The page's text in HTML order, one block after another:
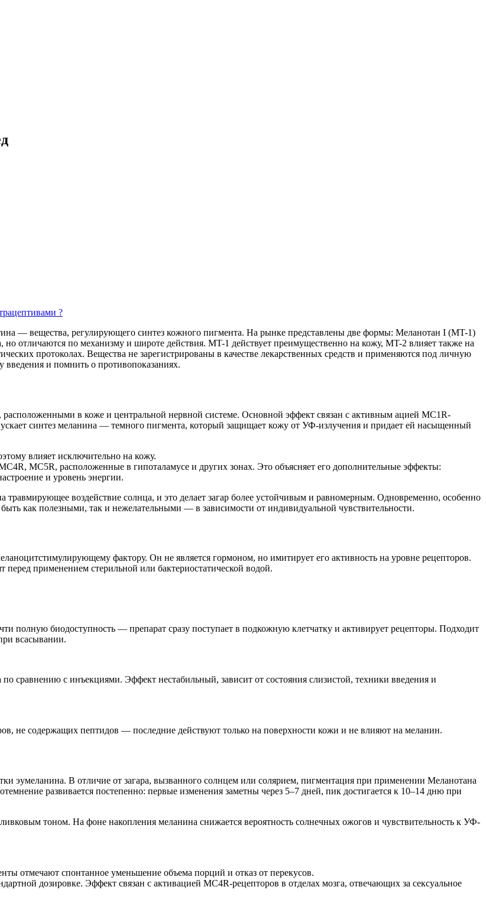
?
— вещества, регулирующего синтез кожного пигмента. На рынке представлены две формы: Меланотан I (MT-1)
отличаются по механизму и широте действия. MT-1 действует преимущественно на кожу, MT-2 влияет также на
протоколах. Вещества не зарегистрированы в качестве лекарственных средств и применяются под личную
введения и помнить о противопоказаниях.
в коже и центральной нервной системе. Основной эффект связан с активным ацией MC1R-
синтез меланина — темного пигмента, который защищает кожу от УФ-излучения и придает ей насыщенный
влияет исключительно на кожу.
MC5R, расположенные в гипоталамусе и других зонах. Это объясняет его дополнительные эффекты:
и уровень энергии.
травмирующее воздействие солнца, и это делает загар более устойчивым и равномерным. Одновременно, особенно
как полезными, так и нежелательными — в зависимости от индивидуальной чувствительности.
фактору. Он не является гормоном, но имитирует его активность на уровне рецепторов.
применением стерильной или бактериостатической водой.
полную биодоступность — препарат сразу поступает в подкожную клетчатку и активирует рецепторы. Подходит
всасывании.
сравнению с инъекциями. Эффект нестабильный, зависит от состояния слизистой, техники введения и
, не содержащих пептидов — последние действуют только на поверхности кожи и не влияют на меланин.
эумеланина. В отличие от загара, вызванного солнцем или солярием, пигментация при применении Меланотана
развивается постепенно: первые изменения заметны через 5–7 дней, пик достигается к 10–14 дню при
тоном. На фоне накопления меланина снижается вероятность солнечных ожогов и чувствительность к УФ-
отмечают спонтанное уменьшение объема порций и отказ от перекусов.
дозировке. Эффект связан с активацией MC4R-рецепторов в отделах мозга, отвечающих за сексуальное